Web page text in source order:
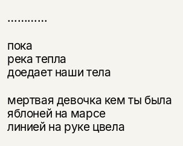
…………
пока
река тепла
доедает наши тела
мертвая девочка кем ты была
яблоней на марсе
линией на руке цвела